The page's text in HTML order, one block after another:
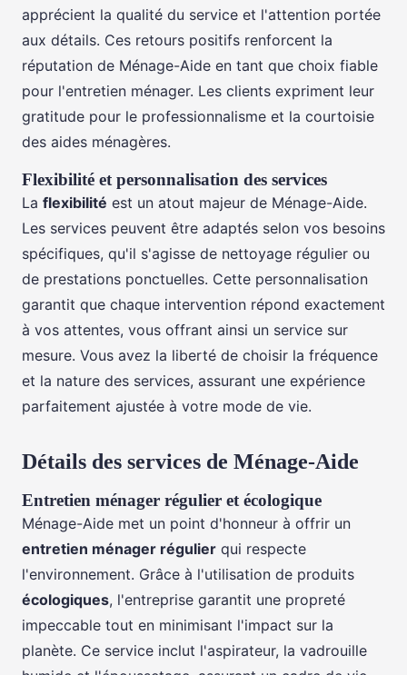
apprécient la qualité du service et l'attention portée
aux détails. Ces retours positifs renforcent la
réputation de Ménage-Aide en tant que choix fiable
pour l'entretien ménager. Les clients expriment leur
gratitude pour le professionnalisme et la courtoisie
des aides ménagères.
Flexibilité et personnalisation des services
La flexibilité est un atout majeur de Ménage-Aide.
Les services peuvent être adaptés selon vos besoins
spécifiques, qu'il s'agisse de nettoyage régulier ou
de prestations ponctuelles. Cette personnalisation
garantit que chaque intervention répond exactement
à vos attentes, vous offrant ainsi un service sur
mesure. Vous avez la liberté de choisir la fréquence
et la nature des services, assurant une expérience
parfaitement ajustée à votre mode de vie.
Détails des services de Ménage-Aide
Entretien ménager régulier et écologique
Ménage-Aide met un point d'honneur à offrir un
entretien ménager régulier qui respecte
l'environnement. Grâce à l'utilisation de produits
écologiques, l'entreprise garantit une propreté
impeccable tout en minimisant l'impact sur la
planète. Ce service inclut l'aspirateur, la vadrouille